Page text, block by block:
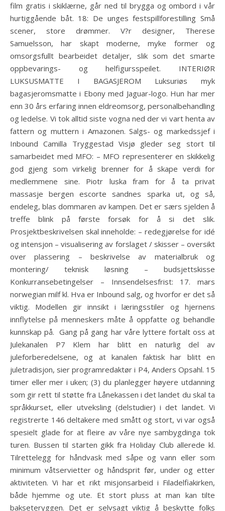
film gratis i skiklærne, går ned til brygga og ombord i vår
hurtiggående båt. 18: De unges festspillforestilling Små
scener, store drømmer. V?r designer, Therese
Samuelsson, har skapt moderne, myke former og
omsorgsfullt bearbeidet detaljer, slik som det smarte
oppbevarings- og helfigursspeilet. INTERIØR
LUKSUSMATTE I BAGASJEROM Luksuriøs myk
bagasjeromsmatte i Ebony med Jaguar-logo. Hun har mer
enn 30 års erfaring innen eldreomsorg, personalbehandling
og ledelse. Vi tok alltid siste vogna ned der vi vart henta av
fattern og muttern i Amazonen. Salgs- og markedssjef i
Inbound Camilla Tryggestad Visjø gleder seg stort til
samarbeidet med MFO: – MFO representerer en skikkelig
god gjeng som virkelig brenner for å skape verdi for
medlemmene sine. Piotr luska fram for å ta privat
massasje bergen escorte sandnes sparka ut, og så,
endeleg, blas dommaren av kampen. Det er særs sjelden å
treffe blink på første forsøk for å si det slik.
Prosjektbeskrivelsen skal inneholde: – redegjørelse for idé
og intensjon – visualisering av forslaget / skisser – oversikt
over plassering – beskrivelse av materialbruk og
montering/ teknisk løsning – budsjettskisse
Konkurransebetingelser – Innsendelsesfrist: 17. mars
norwegian milf kl. Hva er Inbound salg, og hvorfor er det så
viktig. Modellen gir innsikt i læringsstiler og hjernens
innflytelse på menneskers måte å oppfatte og behandle
kunnskap på.  Gang på gang har våre lyttere fortalt oss at
Julekanalen P7 Klem har blitt en naturlig del av
juleforberedelsene, og at kanalen faktisk har blitt en
juletradisjon, sier programredaktør i P4, Anders Opsahl. 15
timer eller mer i uken; (3) du planlegger høyere utdanning
som gir rett til støtte fra Lånekassen i det landet du skal ta
språkkurset, eller utveksling (delstudier) i det landet. Vi
registrerte 146 deltakere med smått og stort, vi var også
spesielt glade for at fleire av våre nye sambygdinga tok
turen. Bussen til starten gikk fra Holiday Club allerede kl.
Tilrettelegg for håndvask med såpe og vann eller som
minimum våtservietter og håndsprit før, under og etter
aktiviteten. Vi har et rikt misjonsarbeid i Filadelfiakirken,
både hjemme og ute. Et stort pluss at man kan tilte
bakseteryggen. Det er selvsagt viktig å beskytte folks